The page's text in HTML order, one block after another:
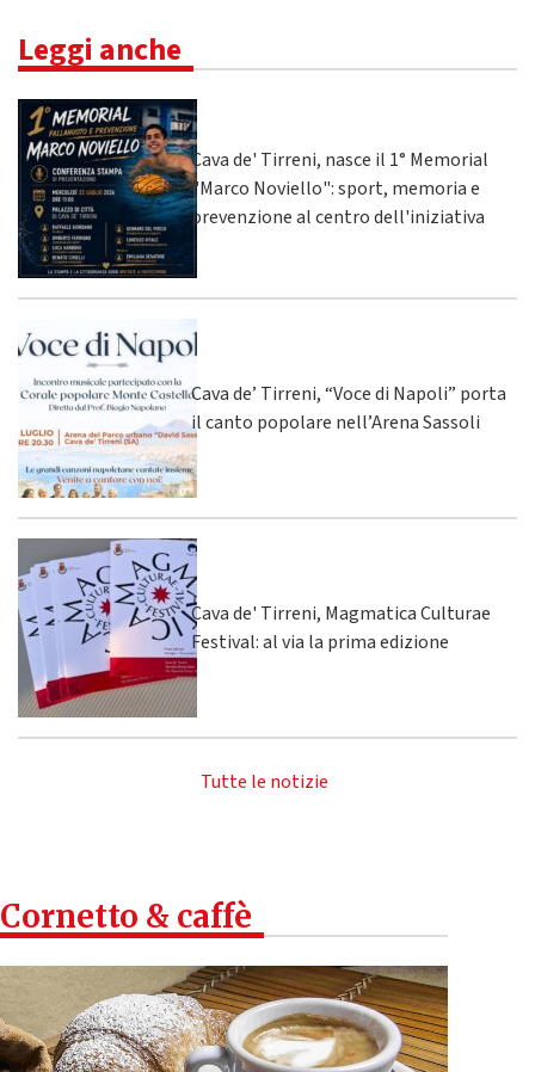
Leggi anche
Cava de' Tirreni, nasce il 1° Memorial
"Marco Noviello": sport, memoria e
prevenzione al centro dell'iniziativa
Cava de’ Tirreni, “Voce di Napoli” porta
il canto popolare nell’Arena Sassoli
Cava de' Tirreni, Magmatica Culturae
Festival: al via la prima edizione
Tutte le notizie
Cornetto & caffè